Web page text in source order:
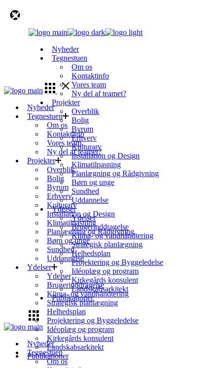
Nyheder
Tegnestuen
Om os
Kontaktinfo
Vores team
Ny del af teamet?
Projekter
Overblik
Bolig
Byrum
Erhverv
Kulturarv
Installation og Design
Klimatilpasning
Planlægning og Rådgivning
Børn og unge
Sundhed
Uddannelse
Ydelser
Ydelser
Brugerinddragelse
Klima- og vandhåndtering
Strategisk planlægning
Helhedsplan
Projektering og Byggeledelse
Idéoplæg og program
Kirkegårds konsulent
Landskabsarkitekt
Publikationer
Nyheder
Tegnestuen
Om os
Nyheder
Tegnestuen
Om os
Kontaktinfo
Vores team
Ny del af teamet?
Projekter
Overblik
Bolig
Byrum
Erhverv
Kulturarv
Installation og Design
Klimatilpasning
Planlægning og Rådgivning
Børn og unge
Sundhed
Uddannelse
Ydelser
Ydelser
Brugerinddragelse
Klima- og vandhåndtering
Strategisk planlægning
Helhedsplan
Projektering og Byggeledelse
Idéoplæg og program
Kirkegårds konsulent
Landskabsarkitekt
Publikationer